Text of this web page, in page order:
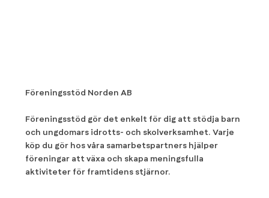
Föreningsstöd Norden AB
Föreningsstöd gör det enkelt för dig att stödja barn
och ungdomars idrotts- och skolverksamhet. Varje
köp du gör hos våra samarbetspartners hjälper
föreningar att växa och skapa meningsfulla
aktiviteter för framtidens stjärnor.